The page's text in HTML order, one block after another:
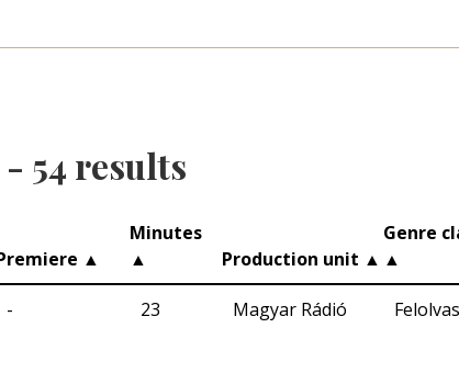
- 54 results
▲
Minutes
▲
Production unit ▲
Genre
▲
- 23 Magyar Rádió